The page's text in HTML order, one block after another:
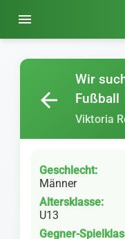
menu
Wir
Fußball
Viktoria
arrow_back
Geschlecht:
Männer
Altersklasse:
U13
Gegner-